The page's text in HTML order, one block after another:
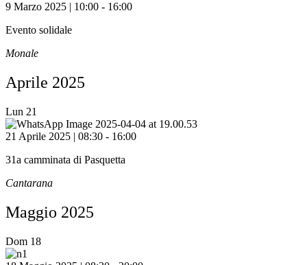
9 Marzo 2025 | 10:00 - 16:00
Evento solidale
Monale
Aprile 2025
Lun 21
21 Aprile 2025 | 08:30 - 16:00
31a camminata di Pasquetta
Cantarana
Maggio 2025
Dom 18